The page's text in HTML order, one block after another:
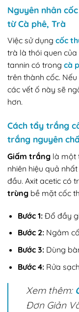
Nguyên nhân
từ Cà phê, Trà
Việc sử dụng cốc
trà là thói quen của
tannin có trong cà
trên thành cốc.
các vết ố này sẽ
hơn.
Cách tẩy trắng
trắng nguyên
Giấm trắng là một
nhiên hiệu quả
đầu. Axit acetic có
trùng bề mặt cốc
Bước 1:Đổ đầy
Bước 2:Ngâm
Bước 3:Dùng
Bước 4:Rửa
Xem thêm:
Đơn Giản